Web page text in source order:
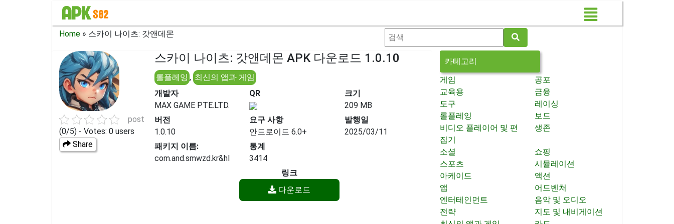
Home » 스카이 나이츠: 갓앤데몬
post
(0/5) - Votes: 0 users
Share
스카이 나이츠: 갓앤데몬 APK 다운로드 1.0.10
롤플레잉 , 최신의 앱과 게임
개발자
MAX GAME PTE.LTD.
QR
크기
209 MB
버전
1.0.10
요구 사항
안드로이드 6.0+
발행일
2025/03/11
패키지 이름:
com.and.smwzd.kr&hl
통계
3414
링크
다운로드
카테고리
게임
공포
교육용
금융
도구
레이싱
롤플레잉
보드
비디오 플레이어 및 편
집기
생존
소셜
쇼핑
스포츠
시뮬레이션
아케이드
액션
앱
어드벤처
엔터테인먼트
음악 및 오디오
전략
지도 및 내비게이션